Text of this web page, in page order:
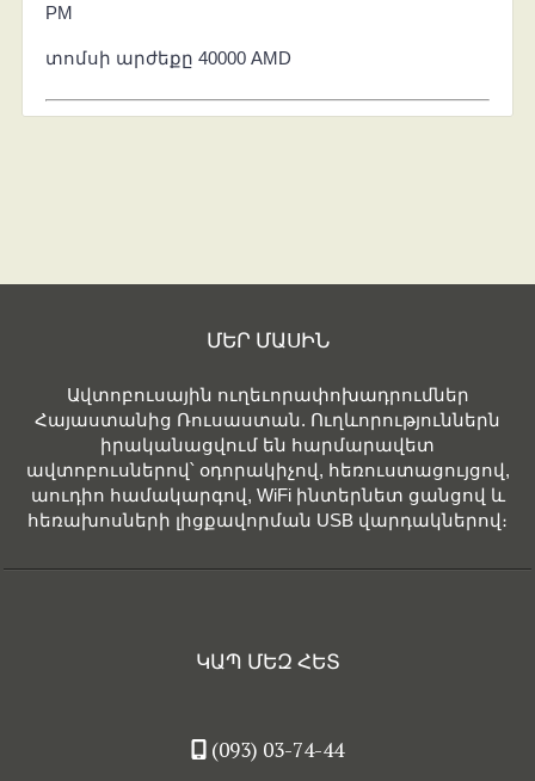
PM
տոմսի արժեքը 40000 AMD
ՄԵՐ ՄԱՍԻՆ
Ավտոբուսային ուղեւորափոխադրումներ
Հայաստանից Ռուսաստան. Ուղևորություններն
իրականացվում են հարմարավետ
ավտոբուսներով՝ օդորակիչով, հեռուստացույցով,
աուդիո համակարգով, WiFi ինտերնետ ցանցով և
հեռախոսների լիցքավորման USB վարդակներով։
ԿԱՊ ՄԵԶ ՀԵՏ
(093) 03-74-44